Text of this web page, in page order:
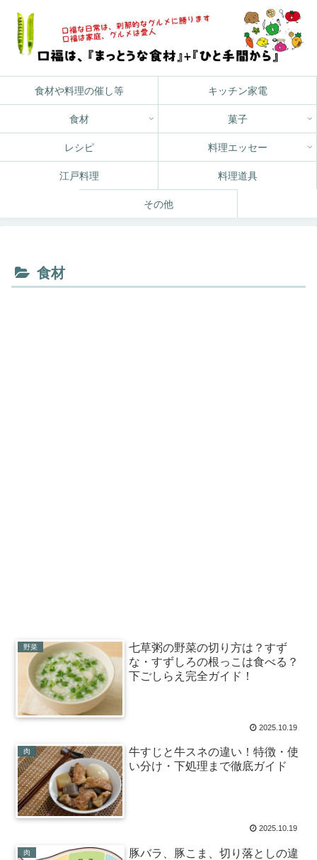
食材や料理の催し等 キッチン家電
食材 菓子
レシピ 料理エッセー
江戸料理 料理道具
その他
食材
野菜
七草粥の野菜の切り方は？すず
な・すずしろの根っこは食べる？
下ごしらえ完全ガイド！
2025.10.19
肉
牛すじと牛スネの違い！特徴・使
い分け・下処理まで徹底ガイド
2025.10.19
肉
豚バラ、豚こま、切り落としの違